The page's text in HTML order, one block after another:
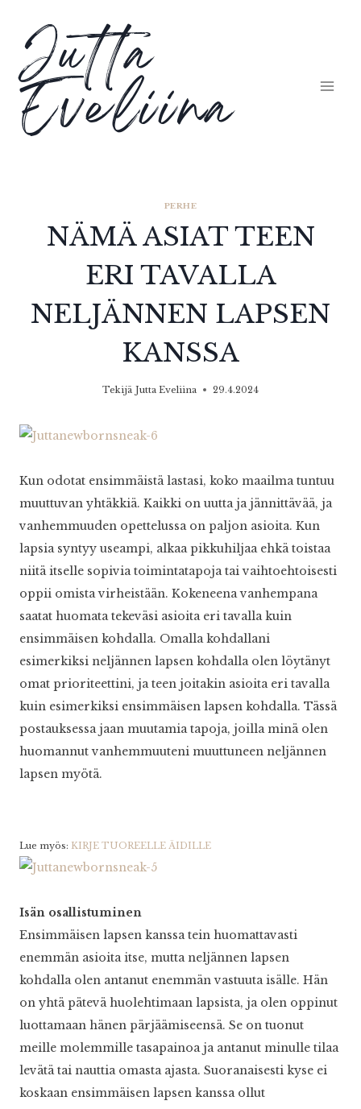
sisältöön
Jutta
Eveliina
PERHE
NÄMÄ ASIAT TEEN
ERI TAVALLA
NELJÄNNEN LAPSEN
KANSSA
Tekijä Jutta Eveliina 29.4.2024
Kun odotat ensimmäistä lastasi, koko maailma tuntuu
muuttuvan yhtäkkiä. Kaikki on uutta ja jännittävää, ja
vanhemmuuden opettelussa on paljon asioita. Kun
lapsia syntyy useampi, alkaa pikkuhiljaa ehkä toistaa
niitä itselle sopivia toimintatapoja tai vaihtoehtoisesti
oppii omista virheistään. Kokeneena vanhempana
saatat huomata tekeväsi asioita eri tavalla kuin
ensimmäisen kohdalla. Omalla kohdallani
esimerkiksi neljännen lapsen kohdalla olen löytänyt
omat prioriteettini, ja teen joitakin asioita eri tavalla
kuin esimerkiksi ensimmäisen lapsen kohdalla. Tässä
postauksessa jaan muutamia tapoja, joilla minä olen
huomannut vanhemmuuteni muuttuneen neljännen
lapsen myötä.
Lue myös: KIRJE TUOREELLE ÄIDILLE
Isän osallistuminen
Ensimmäisen lapsen kanssa tein huomattavasti
enemmän asioita itse, mutta neljännen lapsen
kohdalla olen antanut enemmän vastuuta isälle. Hän
on yhtä pätevä huolehtimaan lapsista, ja olen oppinut
luottamaan hänen pärjäämiseensä. Se on tuonut
meille molemmille tasapainoa ja antanut minulle tilaa
levätä tai nauttia omasta ajasta. Suoranaisesti kyse ei
koskaan ensimmäisen lapsen kanssa ollut